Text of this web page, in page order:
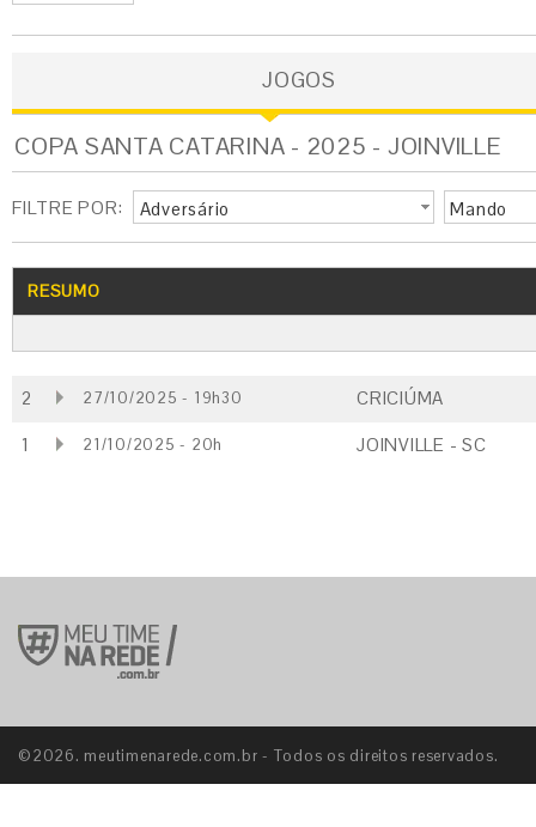
JOGOS
COPA SANTA CATARINA - 2025 - JOINVILLE
FILTRE POR: Adversário Mando
RESUMO
2 27/10/2025 - 19h30 CRICIÚMA
1 21/10/2025 - 20h JOINVILLE - SC
©2026. meutimenarede.com.br - Todos os direitos reservados.